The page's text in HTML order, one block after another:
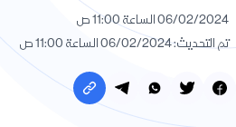
06/02/2024 الساعة 11:00 ص
تم التحديث: 06/02/2024 الساعة 11:00 ص